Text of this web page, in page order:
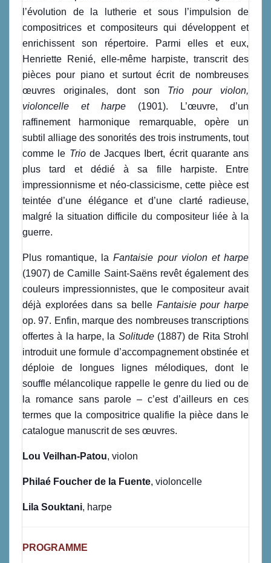
l’évolution de la lutherie et sous l’impulsion de
compositrices et compositeurs qui développent et
enrichissent son répertoire. Parmi elles et eux,
Henriette Renié, elle-même harpiste, transcrit des
pièces pour piano et surtout écrit de nombreuses
œuvres originales, dont son Trio pour violon,
violoncelle et harpe (1901). L’œuvre, d’un
raffinement harmonique remarquable, opère un
subtil alliage des sonorités des trois instruments, tout
comme le Triode Jacques Ibert, écrit quarante ans
plus tard et dédié à sa fille harpiste. Entre
impressionnisme et néo-classicisme, cette pièce est
teintée d’une élégance et d’une clarté radieuse,
malgré la situation difficile du compositeur liée à la
guerre.
Plus romantique, laFantaisie pour violon et harpe
(1907) de Camille Saint-Saëns revêt également des
couleurs impressionnistes, que le compositeur avait
déjà explorées dans sa belle Fantaisie pour harpe
op. 97. Enfin, marque des nombreuses transcriptions
offertes à la harpe, la Solitude(1887) de Rita Strohl
introduit une formule d’accompagnement obstinée et
déploie de longues lignes mélodiques, dont le
souffle mélancolique rappelle le genre du lied ou de
la romance sans parole – c’est d’ailleurs en ces
termes que la compositrice qualifie la pièce dans le
catalogue manuscrit de ses œuvres.
Lou Veilhan-Patou, violon
Philaé Foucher de la Fuente, violoncelle
Lila Souktani, harpe
PROGRAMME